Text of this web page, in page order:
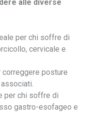
alle diverse
per chi soffre di
cervicale e
correggere posture
per chi soffre di
gastro-esofageo e